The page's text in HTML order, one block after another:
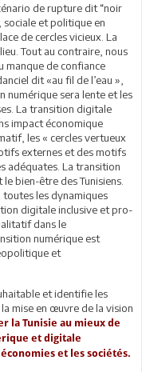
de rupture dit “noir
et politique en
de cercles vicieux. La
Tout au contraire, nous
manque de confiance
dit «au fil de l’eau »,
numérique sera lente et les
La transition digitale
impact économique
les « cercles vertueux
externes et des motifs
adéquates. La transition
bien-être des Tunisiens.
les dynamiques
digitale inclusive et pro-
dans le
numérique est
et
et identifie les
mise en œuvre de la vision
la Tunisie au mieux de
et digitale
et les sociétés.